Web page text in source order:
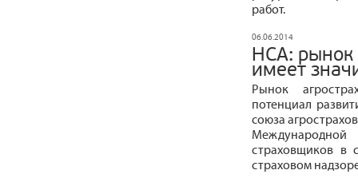
работ.
06.06.2014
НСА: рынок
имеет
Рынок
потенциал
союза
страховщиков в
страховом